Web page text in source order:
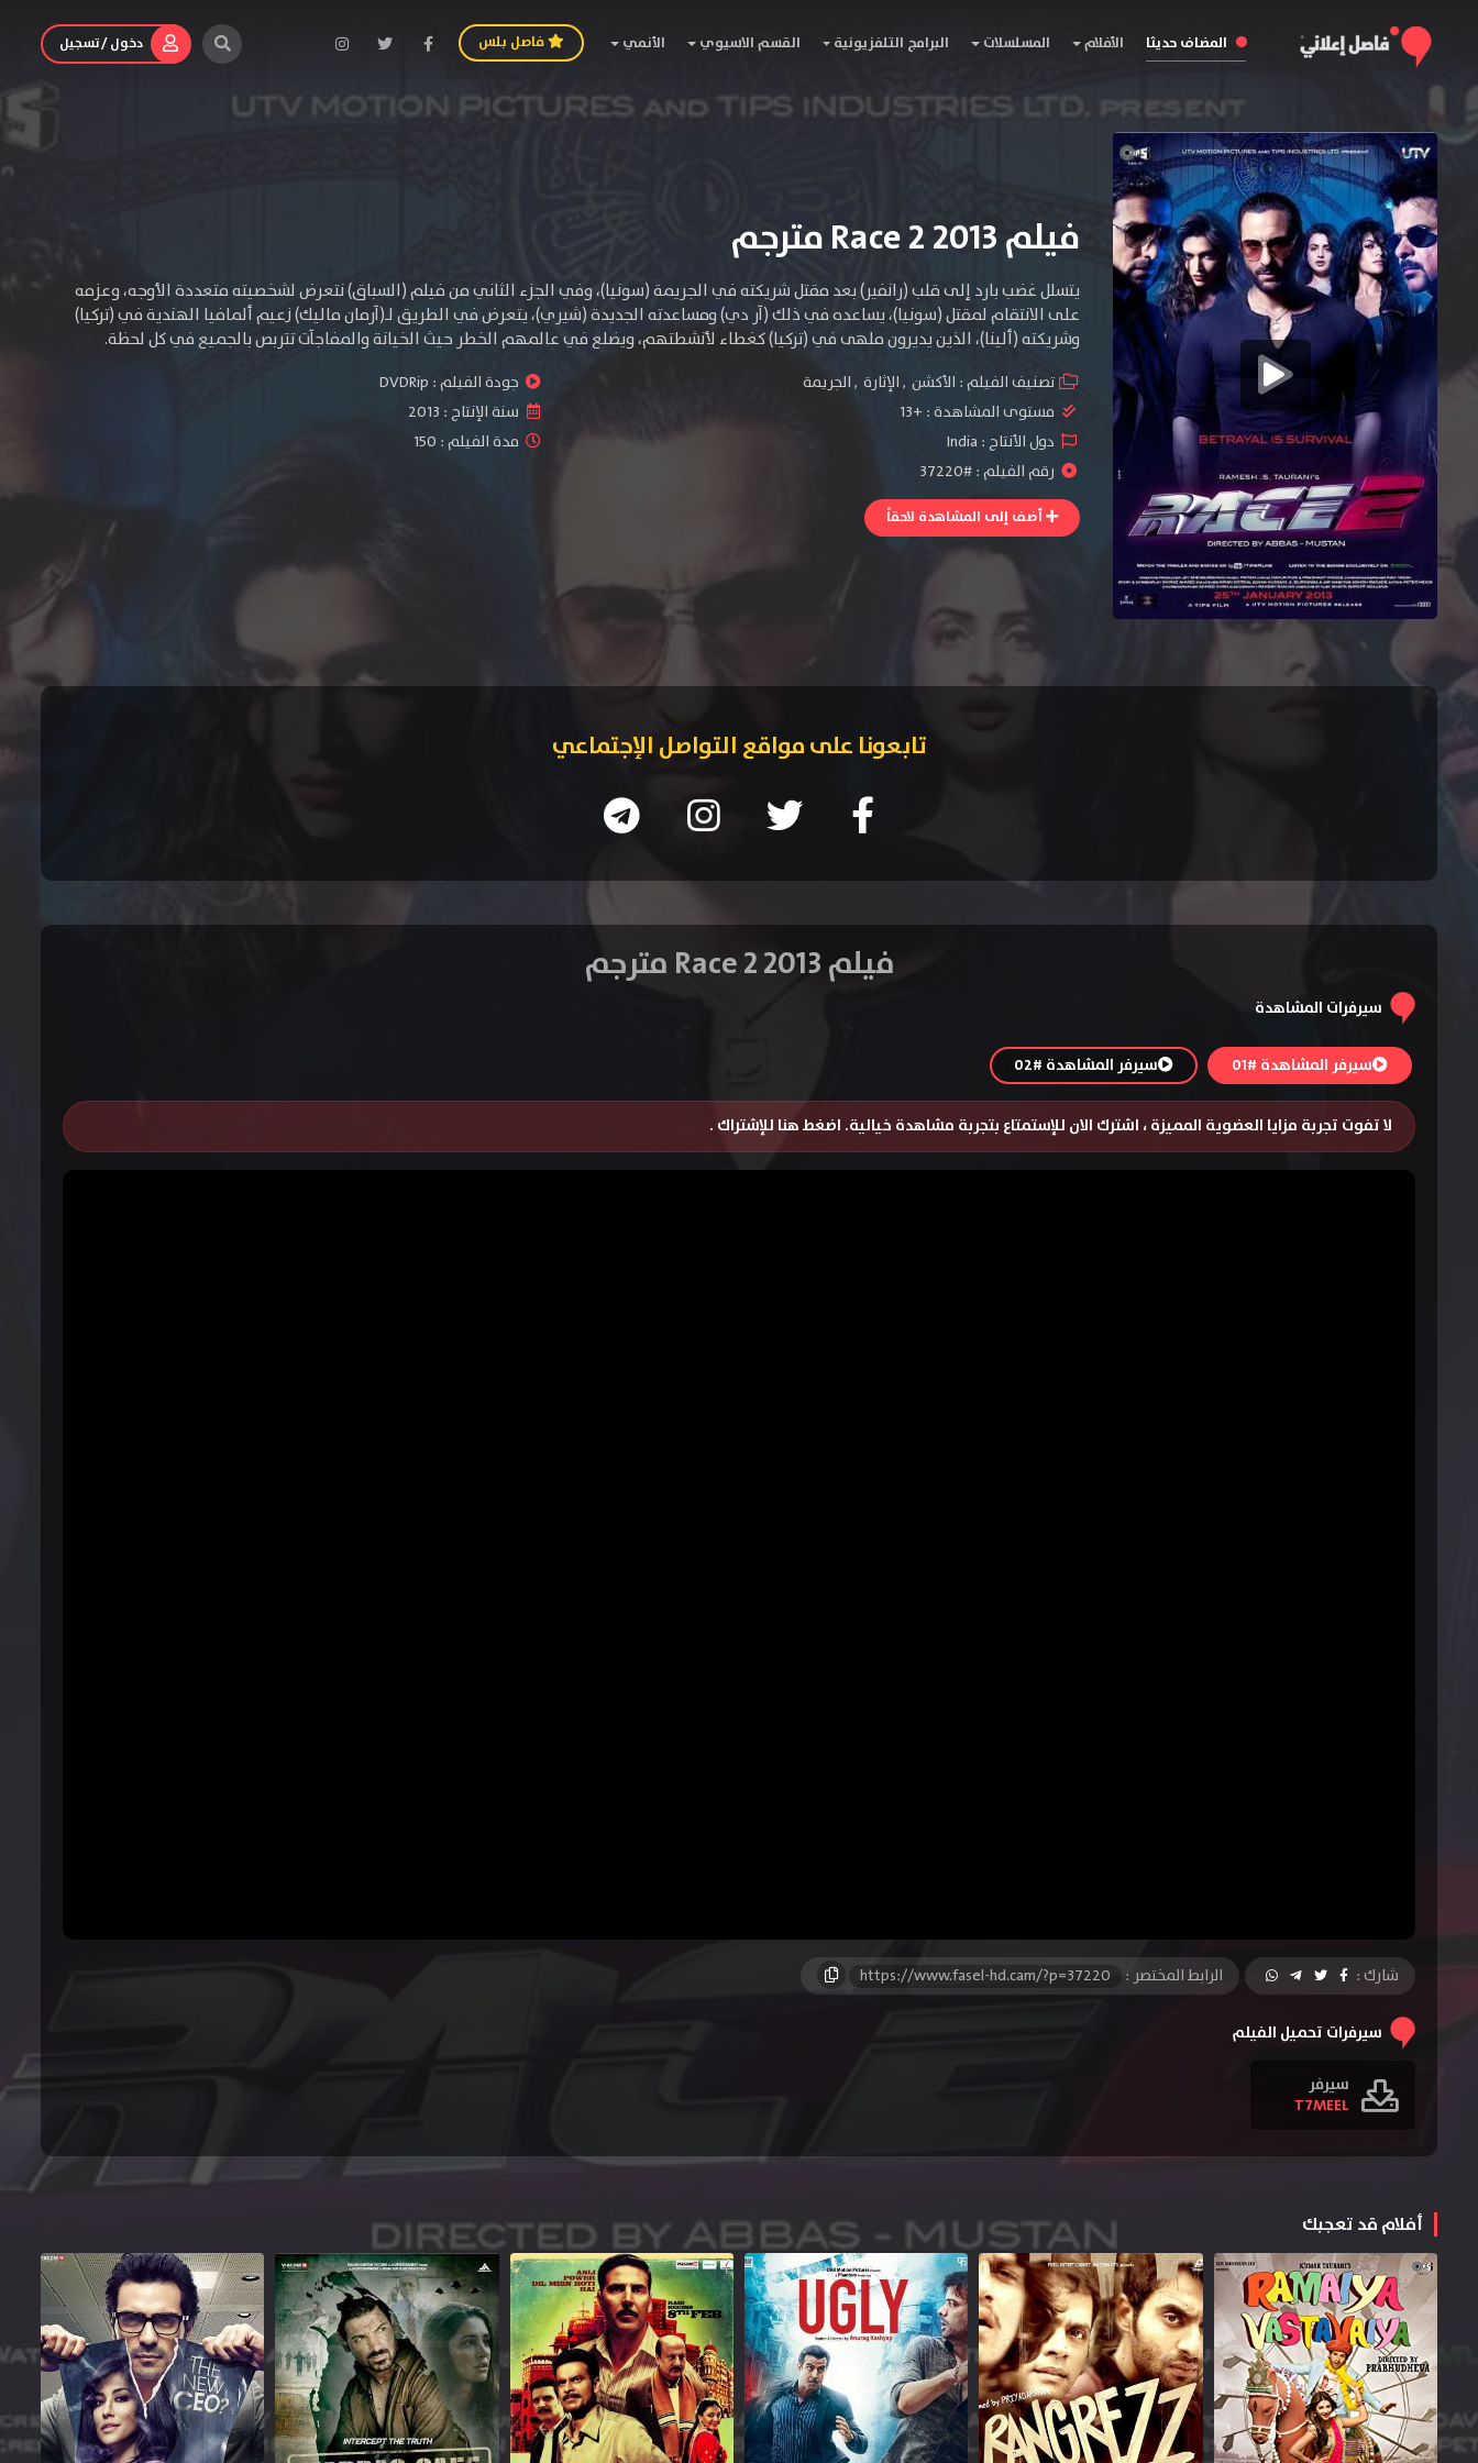
المضاف حديثا الأفلام المسلسلات البرامج التلفزيونية القسم الاسيوي الأنمي فاصل بلس دخول / تسجيل
فيلم Race 2 2013 مترجم
يتسلل غضب بارد إلى قلب (رانفير) بعد مقتل شريكته في الجريمة (سونيا)، وفي الجزء الثاني من فيلم (السباق) نتعرض لشخصيته متعددة الأوجه، وعزمه
على الانتقام لمقتل (سونيا)، يساعده في ذلك (آر دي) ومساعدته الجديدة (شيري)، يتعرض في الطريق لـ(آرمان ماليك) زعيم ألمافيا الهندية في (تركيا)
وشريكته (ألينا)، الذين يديرون ملهى في (تركيا) كغطاء لأنشطتهم، ويضلع في عالمهم الخطر حيث الخيانة والمفاجآت تتربص بالجميع في كل لحظة.
تصنيف الفيلم : الأكشن ,الإثارة ,الجريمة جودة الفيلم : DVDRip
مستوى المشاهدة : +13 سنة الإنتاج : 2013
دول الأنتاج : India
مدة الفيلم : 150
رقم الفيلم : #37220
أضف إلى المشاهدة لاحقاً
تابعونا على مواقع التواصل الإجتماعي
فيلم Race 2 2013 مترجم
سيرفرات المشاهدة
سيرفر المشاهدة #01 سيرفر المشاهدة #02
لا تفوت تجربة مزايا العضوية المميزة ، اشترك الان للإستمتاع بتجربة مشاهدة خيالية. اضغط هنا للإشتراك .
شارك : الرابط المختصر : https://www.fasel-hd.cam/?p=37220
سيرفرات تحميل الفيلم
سيرفر
T7MEEL
أفلام قد تعجبك